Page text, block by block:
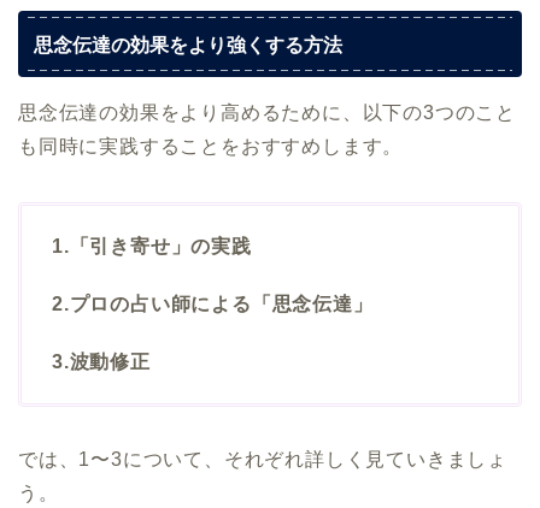
思念伝達の効果をより強くする方法
思念伝達の効果をより高めるために、以下の3つのこと
も同時に実践することをおすすめします。
1.「引き寄せ」の実践
2.プロの占い師による「思念伝達」
3.波動修正
では、1〜3について、それぞれ詳しく見ていきましょ
う。